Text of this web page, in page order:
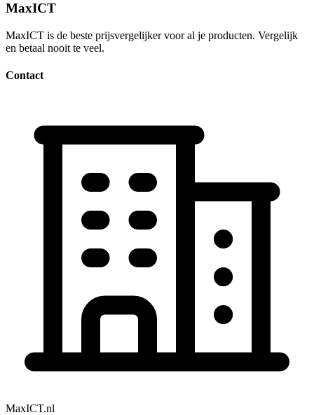
MaxICT
MaxICT is de beste prijsvergelijker voor al je producten. Vergelijk
en betaal nooit te veel.
Contact
MaxICT.nl